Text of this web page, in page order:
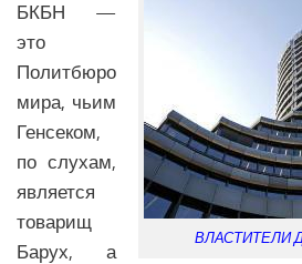
Экономика Африки
Медицина Африки
Образование Африки
Общество Африки
АРКТИКА
ВЛАСТИТЕЛИ
БКБН —
это
Политбюро
мира, чьим
Генсеком,
по слухам,
является
товарищ
Барух, а